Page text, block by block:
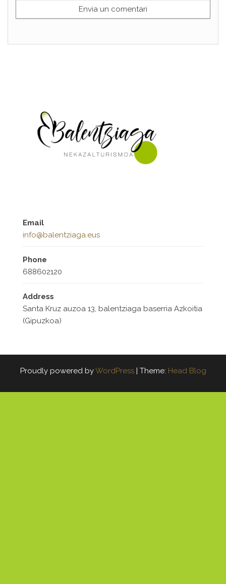
Email
info@balentziaga.eus
Phone
688602120
Address
Santa Kruz auzoa 13, balentziaga baserria Azkoitia
(Gipuzkoa)
Proudly powered byWordPress | Theme: Head Blog